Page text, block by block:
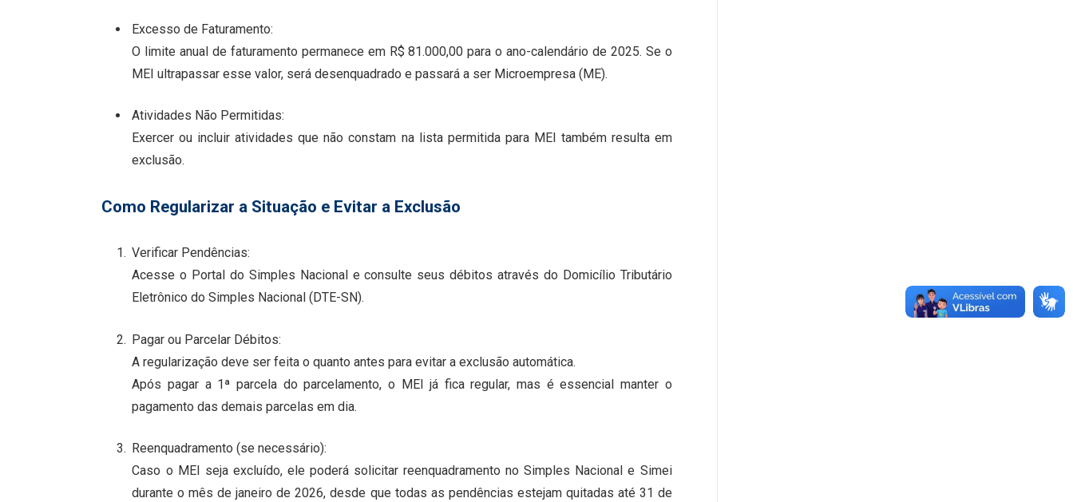
Excesso de Faturamento:
O limite anual de faturamento permanece em R$ 81.000,00 para o ano-calendário de 2025. Se o
MEI ultrapassar esse valor, será desenquadrado e passará a ser Microempresa (ME).
Atividades Não Permitidas:
Exercer ou incluir atividades que não constam na lista permitida para MEI também resulta em
exclusão.
Como Regularizar a Situação e Evitar a Exclusão
Verificar Pendências:
Acesse o Portal do Simples Nacional e consulte seus débitos através do Domicílio Tributário
Eletrônico do Simples Nacional (DTE-SN).
Pagar ou Parcelar Débitos:
A regularização deve ser feita o quanto antes para evitar a exclusão automática.
Após pagar a 1ª parcela do parcelamento, o MEI já fica regular, mas é essencial manter o
pagamento das demais parcelas em dia.
Reenquadramento (se necessário):
Caso o MEI seja excluído, ele poderá solicitar reenquadramento no Simples Nacional e Simei
durante o mês de janeiro de 2026, desde que todas as pendências estejam quitadas até 31 de